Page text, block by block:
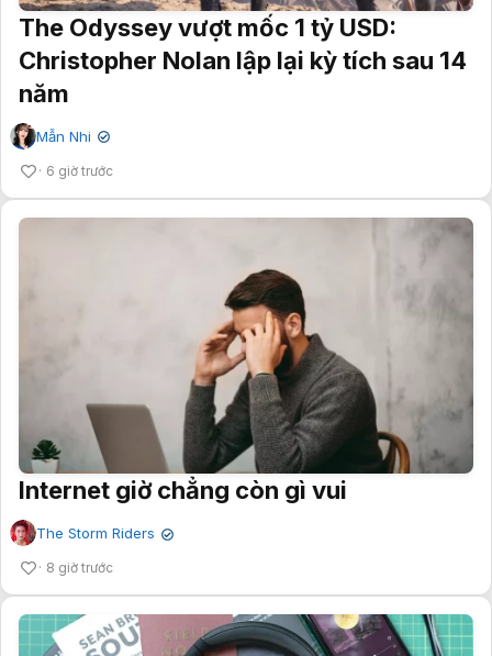
The Odyssey vượt mốc 1 tỷ USD:
Christopher Nolan lập lại kỳ tích sau 14
năm
Mẫn Nhi ✔
6 giờ trước
Internet giờ chẳng còn gì vui
The Storm Riders ✔
8 giờ trước